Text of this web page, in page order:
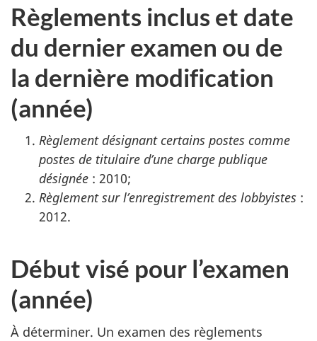
Règlements inclus et date
du dernier examen ou de
la dernière modification
(année)
Règlement désignant certains postes comme
postes de titulaire d’une charge publique
désignée : 2010;
Règlement sur l’enregistrement des lobbyistes :
2012.
Début visé pour l’examen
(année)
À déterminer. Un examen des règlements